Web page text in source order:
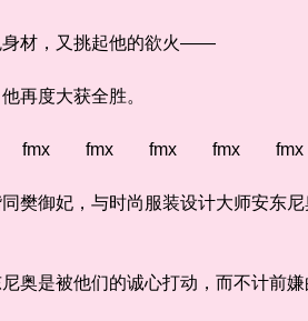
材，又挑起他的欲火——
度大获全胜。
fmx fmx fmx
御妃，与时尚服装设计大师安东尼
是被他们的诚心打动，而不计前嫌